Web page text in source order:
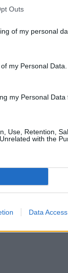
Outs
of my personal
my Personal Data.
my Personal Data
Use, Retention,
with the
Data Access